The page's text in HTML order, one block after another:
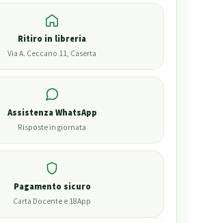
Ritiro in libreria
Via A. Ceccano 11, Caserta
Assistenza WhatsApp
Risposte in giornata
Pagamento sicuro
Carta Docente e 18App